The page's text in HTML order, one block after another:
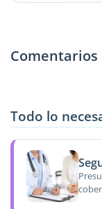
Comentarios
Todo lo